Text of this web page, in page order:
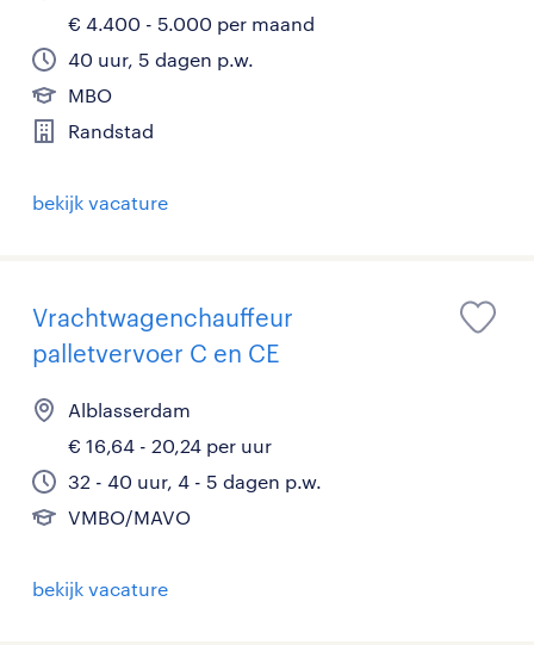
€ 4.400 - 5.000 per maand
40 uur, 5 dagen p.w.
MBO
Randstad
bekijk vacature
Vrachtwagenchauffeur
palletvervoer C en CE
Alblasserdam
€ 16,64 - 20,24 per uur
32 - 40 uur, 4 - 5 dagen p.w.
VMBO/MAVO
bekijk vacature